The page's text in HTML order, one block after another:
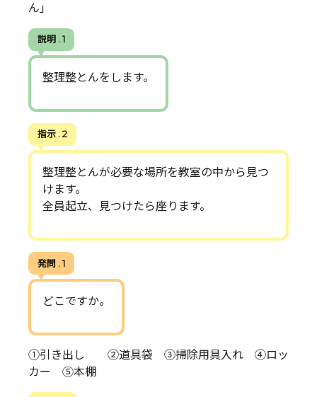
ん」
説明 . 1
整理整とんをします。
指示 . 2
整理整とんが必要な場所を教室の中から見つ
けます。
全員起立、見つけたら座ります。
発問 . 1
どこですか。
①引き出し ②道具袋 ③掃除用具入れ ④ロッ
カー ⑤本棚